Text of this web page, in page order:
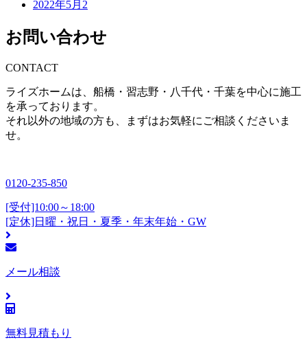
2022年5月 2
お問い合わせ
CONTACT
ライズホームは、船橋・習志野・八千代・千葉を中心に施工
を承っております。
それ以外の地域の方も、まずはお気軽にご相談くださいま
せ。
0120-235-850
[受付]10:00～18:00
[定休]日曜・祝日・夏季・年末年始・GW
メール相談
無料見積もり